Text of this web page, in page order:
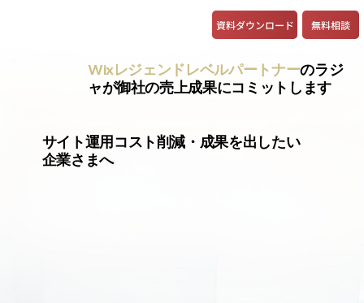
資料ダウンロード 無料相談
Wixレジェンドレベルパートナーのラジ
ャが御社の売上成果にコミットします
サイト運用コスト削減・成果を出したい
企業さまへ